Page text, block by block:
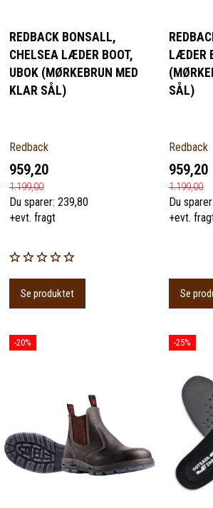
REDBACK BONSALL,
CHELSEA LÆDER BOOT,
UBOK (MØRKEBRUN MED
KLAR SÅL)
Redback
959,20
1.199,00
Du sparer: 239,80
+evt. fragt
Se produktet
LÆDER
SÅL)
Redback
959,20
1.199,00
Du sparer:
+evt.
Se
-20% -25%